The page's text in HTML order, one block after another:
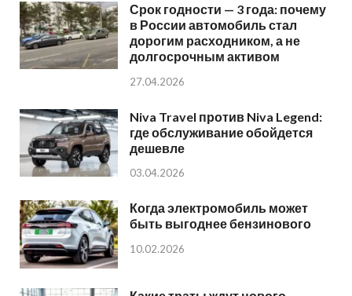
Срок годности — 3 года: почему
в России автомобиль стал
дорогим расходником, а не
долгосрочным активом
27.04.2026
Niva Travel против Niva Legend:
где обслуживание обойдется
дешевле
03.04.2026
Когда электромобиль может
быть выгоднее бензинового
10.02.2026